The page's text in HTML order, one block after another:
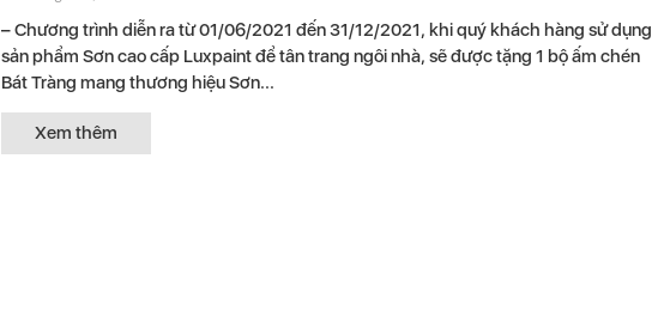
– Chương trình diễn ra từ 01/06/2021 đến 31/12/2021, khi quý khách hàng sử dụng
sản phẩm Sơn cao cấp Luxpaint để tân trang ngôi nhà, sẽ được tặng 1 bộ ấm chén
Bát Tràng mang thương hiệu Sơn...
Xem thêm